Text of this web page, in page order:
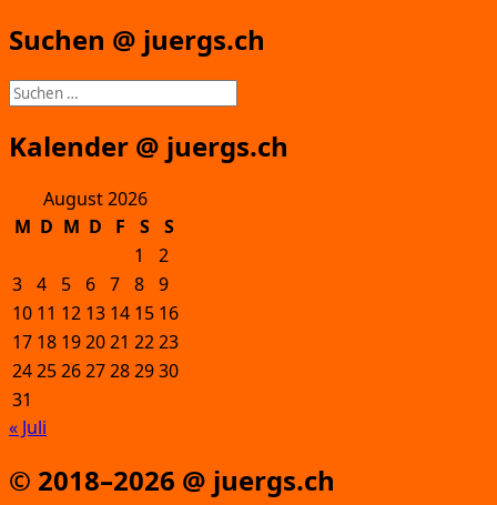
Suchen @ juergs.ch
Suchen
nach:
Kalender @ juergs.ch
August 2026
M D M D F S
S
1
2
3 4 5 6 7 8 9
10 11 12 13 14 15 16
17 18 192021 2223
24252627282930
31
« Juli
© 2018–2026 @ juergs.ch